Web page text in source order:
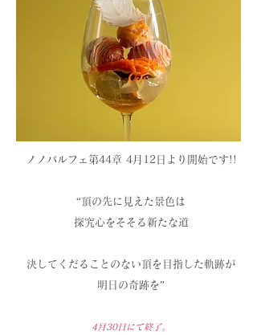
ノノパルフェ第44章 4月12 日より開始です!!
“頂の先に見えた景色は
探究心をそそる新たな道
決してくだることのない頂を目指した軌跡が
明日の奇跡を”
4月30日にて終了。